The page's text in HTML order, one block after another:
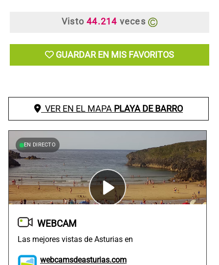
Visto44.214 veces
GUARDAR EN MIS FAVORITOS
VER EN EL MAPA PLAYA DE BARRO
EN DIRECTO
WEBCAM
Las mejores vistas de Asturias en
webcamsdeasturias.com